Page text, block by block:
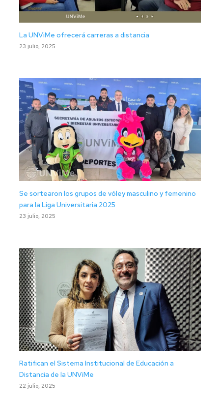
La UNViMe ofrecerá carreras a distancia
23 julio, 2025
Se sortearon los grupos de vóley masculino y femenino
para la Liga Universitaria 2025
23 julio, 2025
Ratifican el Sistema Institucional de Educación a
Distancia de la UNViMe
22 julio, 2025